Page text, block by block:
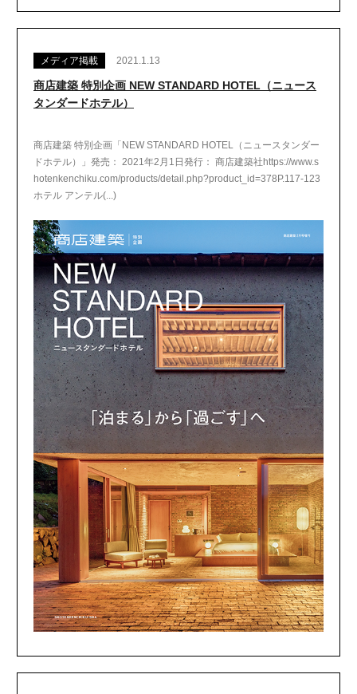
メディア掲載 2021.1.13
商店建築 特別企画 NEW STANDARD HOTEL（ニュース
タンダードホテル）
商店建築 特別企画「NEW STANDARD HOTEL（ニュースタンダー
ドホテル）」発売： 2021年2月1日発行： 商店建築社https://www.s
hotenkenchiku.com/products/detail.php?product_id=378P.117-123
ホテル アンテル(...)